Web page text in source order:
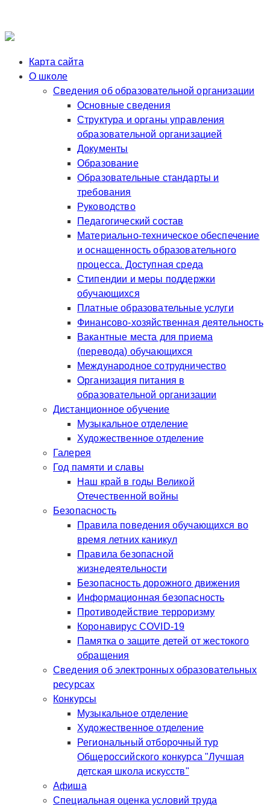
Карта сайта
О школе
Сведения об образовательной организации
Основные сведения
Структура и органы управления
образовательной организацией
Документы
Образование
Образовательные стандарты и
требования
Руководство
Педагогический состав
Материально-техническое обеспечение
и оснащенность образовательного
процесса. Доступная среда
Стипендии и меры поддержки
обучающихся
Платные образовательные услуги
Финансово-хозяйственная деятельность
Вакантные места для приема
(перевода) обучающихся
Международное сотрудничество
Организация питания в
образовательной организации
Дистанционное обучение
Музыкальное отделение
Художественное отделение
Галерея
Год памяти и славы
Наш край в годы Великой
Отечественной войны
Безопасность
Правила поведения обучающихся во
время летних каникул
Правила безопасной
жизнедеятельности
Безопасность дорожного движения
Информационная безопасность
Противодействие терроризму
Коронавирус COVID-19
Памятка о защите детей от жестокого
обращения
Сведения об электронных образовательных
ресурсах
Конкурсы
Музыкальное отделение
Художественное отделение
Региональный отборочный тур
Общероссийского конкурса "Лучшая
детская школа искусств"
Афиша
Специальная оценка условий труда